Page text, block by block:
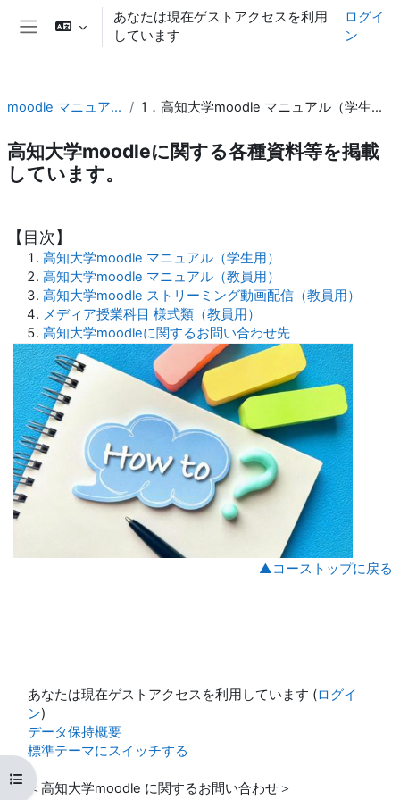
メインコンテンツへスキップする
サイドパネル
あなたは現在ゲストアクセスを利用
しています
ログイ
ン
コースインデックスを開く
moodle マニュアル 1．高知大学moodle マニュアル（学生用）
高知大学moodleに関する各種資料等を掲載
しています。
【目次】
高知大学moodle マニュアル（学生用）
高知大学moodle マニュアル（教員用）
高知大学moodle ストリーミング動画配信（教員用）
メディア授業科目 様式類（教員用）
高知大学moodleに関するお問い合わせ先
▲コーストップに戻る
あなたは現在ゲストアクセスを利用しています (ログイ
ン)
データ保持概要
標準テーマにスイッチする
＜高知大学moodle に関するお問い合わせ＞